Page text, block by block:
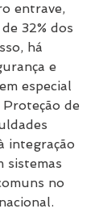
entrave,
32% dos
há
e
especial
de
integração
sistemas
no